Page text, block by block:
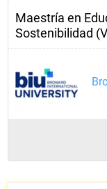
Maestría en
Sostenibilidad